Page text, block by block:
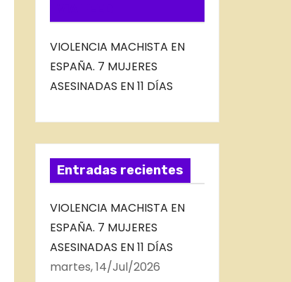
VIOLENCIA MACHISTA EN
ESPAÑA. 7 MUJERES
ASESINADAS EN 11 DÍAS
Entradas recientes
VIOLENCIA MACHISTA EN
ESPAÑA. 7 MUJERES
ASESINADAS EN 11 DÍAS
martes, 14/Jul/2026